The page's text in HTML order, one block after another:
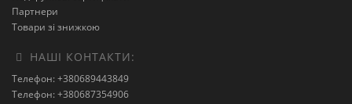
Партнери
Товари зі знижкою
НАШІ КОНТАКТИ:
Телефон: +380689443849
Телефон: +380687354906